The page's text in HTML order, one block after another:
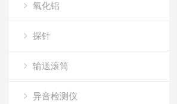
氧化铝
探针
输送滚筒
异音检测仪